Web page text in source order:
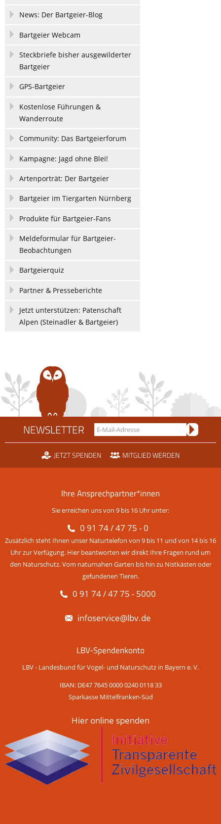
News: Der Bartgeier-Blog
Bartgeier Webcam
Steckbriefe bisher ausgewilderter
Bartgeier
GPS-Bartgeier
Kostenlose Führungen &
Wanderroute
Community: Das Bartgeierforum
Kampagne: Jagd ohne Blei!
Artenporträt: Der Bartgeier
Bartgeier im Tiergarten Nürnberg
Produkte für Bartgeier-Fans
Meldeformular für Bartgeier-
Beobachtungen
Bartgeierquiz
Partner & Presseberichte
Jetzt unterstützen: Patenschaft
Alpen (Steinadler & Bartgeier)
NEWSLETTER
JETZT SPENDEN MITGLIED WERDEN
Ihre Ansprechpartner*innen
Sie erreichen uns von 9 bis 16 Uhr unter:
0 91 74 / 47 75 - 0
Zusätzlich steht Ihnen unser Naturtelefon von 9 bis 11 und von 14 bis 16
Uhr zur Verfügung. Hier beantworten wir direkt Ihre Fragen rund um
den Naturschutz. Vom naturnahen Garten bis hin zu Nistkästen oder
gefundenen Tieren.
0 91 74 / 47 75 - 5000
infoservice@lbv.de
LBV-Spendenkonto
LBV - Landesbund für Vogel- und Naturschutz in Bayern e. V.
IBAN: DE47 7645 0000 0240 0118 33
Sparkasse Mittelfranken-Süd
Hier online spenden